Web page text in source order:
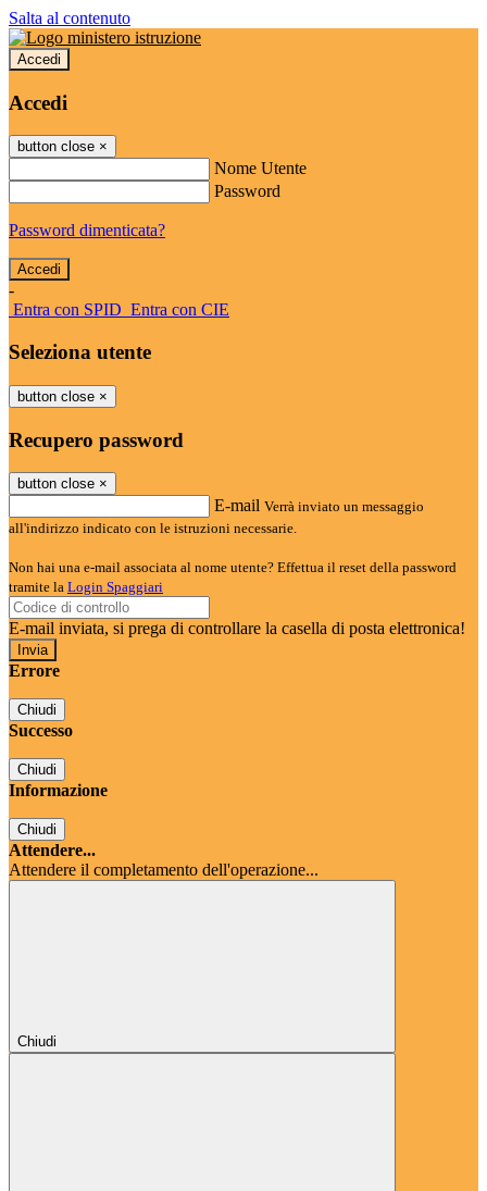
Salta al contenuto
Accedi
Accedi
button close ×
Nome Utente
Password
Password dimenticata?
-
Entra con SPID Entra con CIE
Seleziona utente
button close ×
Recupero password
button close ×
E-mail Verrà inviato un messaggio
all'indirizzo indicato con le istruzioni necessarie.
Non hai una e-mail associata al nome utente? Effettua il reset della password
tramite la Login Spaggiari
E-mail inviata, si prega di controllare la casella di posta elettronica!
Errore
Chiudi
Successo
Chiudi
Informazione
Chiudi
Attendere...
Attendere il completamento dell'operazione...
Chiudi